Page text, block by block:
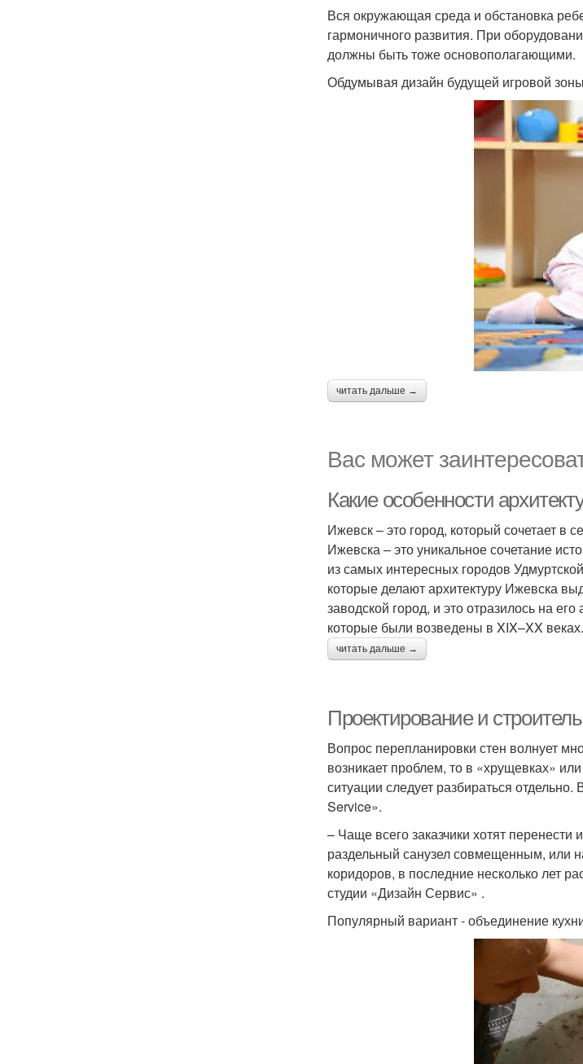
Вся окружающая среда и обстановка
гармоничного развития. При
должны быть тоже основополагающими.
Обдумывая дизайн будущей игровой
читать дальше →
Вас может
Какие особенности
Ижевск – это город, который сочетает
Ижевска – это уникальное сочетание
из самых интересных городов
которые делают архитектуру Ижевска
заводской город, и это отразилось на
которые были возведены в XIX–XX веках.
читать дальше →
Проектирование и
Вопрос перепланировки стен волнует
возникает проблем, то в «хрущевках»
ситуации следует разбираться
Service».
– Чаще всего заказчики хотят
раздельный санузел совмещенным, или
коридоров, в последние несколько лет
студии «Дизайн Сервис» .
Популярный вариант - объединение